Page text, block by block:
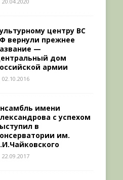
центру ВС
вернули прежнее
—
дом
армии
02.10.2016
имени
с успехом
в
им.
22.09.2017